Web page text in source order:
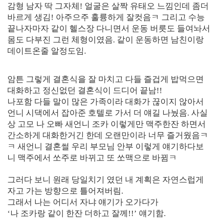
감형 남자 딱 그자체! 얼굴은 살짝 유태오 느낌인데 좀더
바르게 생김! 아주으주 훌륭하게 잘컷음ㅋ 그리고 수능
끝나자마자 같이 헬스장 다니면서 운동 버릇도 들여놔서
몸도 다부진 그런 체형이였음. 같이 운동하면 남친이랑
데이트온줄 알정도임.
암튼 그렇게 결혼식을 잘 마치고 다들 즐겁게 밥먹으면
대화하고 정신없던 결혼식이 드디어 끝남!!
나포함 다들 말이 많은 가족이라 대화가 끊이지 않아서
언니 시댁에서 잡아준 호텔로 가서 더 얘길 나눴음. 사실
상 고모 나 오빠 새언니 조카 이렇게만 맥주한잔 하면서
간소하게 대화한거긴 한데 오랜만이라 너무 즐거웠음ㅋ
ㅋ 새언니 결혼썰 우리 부모님 안부 이렇게 얘기하다보
니 맥주에서 쏘주로 바뀌고 또 쏘맥으로 바뀜ㅋ
그러다 보니 원래 당일치기 였던 내 계획은 자연스럽게
자고 가는 방향으로 틀어져버림.
그래서 나는 어디서 자냐 얘기가 오가다가
‘나 조카랑 같이 한잔 더하고 잘께!!’ 얘기함.